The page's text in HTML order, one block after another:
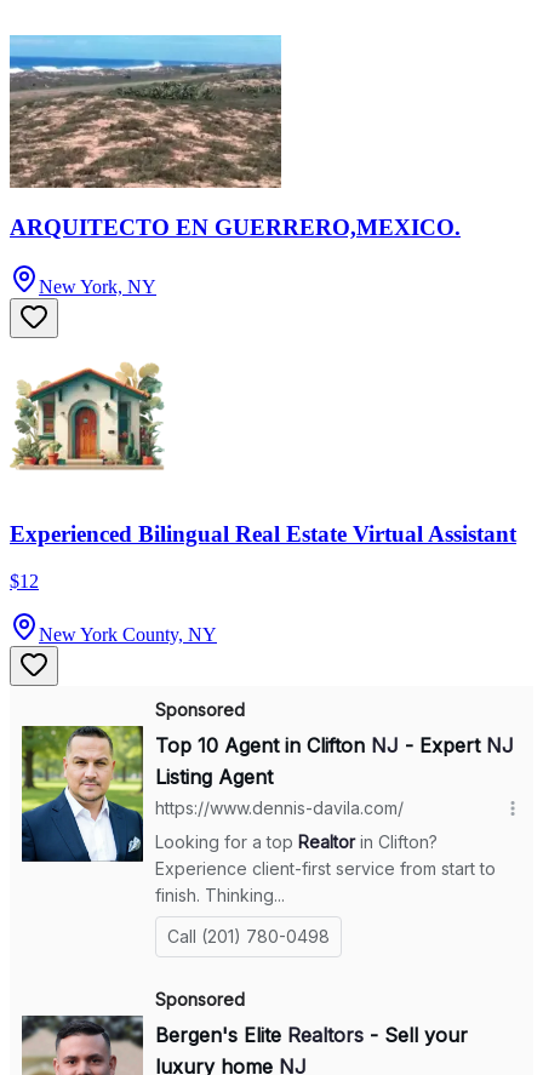
ARQUITECTO EN GUERRERO,MEXICO.
New York, NY
Experienced Bilingual Real Estate Virtual Assistant
$12
New York County, NY